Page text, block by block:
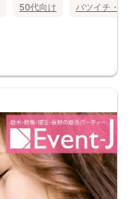
50代向け バツイチ・